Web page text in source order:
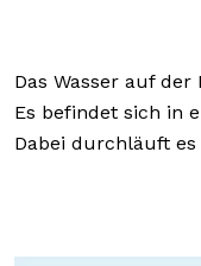
Das Wasser auf
Es befindet sich in
Dabei durchläuft